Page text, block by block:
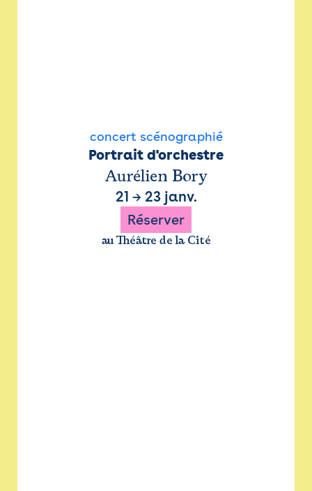
concert scénographié
Portrait d'orchestre
Aurélien Bory
21 → 23 janv.
Réserver
au Théâtre de la Cité